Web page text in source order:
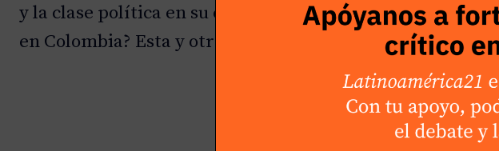
y la clase política en su conjunto, en el corto y mediano
en Colombia? Esta y otras interrogantes, serán parte del